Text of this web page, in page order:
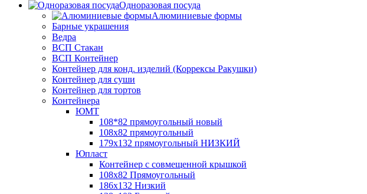
Одноразовая посуда
Алюминиевые формы
Барные украшения
Ведра
ВСП Стакан
ВСП Контейнер
Контейнер для конд. изделий (Коррексы Ракушки)
Контейнер для суши
Контейнер для тортов
Контейнера
ЮМТ
108*82 прямоугольный новый
108х82 прямоугольный
179х132 прямоугольный НИЗКИЙ
Юпласт
Контейнер с совмещенной крышкой
108х82 Прямоугольный
186х132 Низкий